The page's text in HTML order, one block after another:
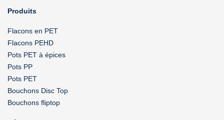
Produits
Flacons en PET
Flacons PEHD
Pots PET à épices
Pots PP
Pots PET
Bouchons Disc Top
Bouchons fliptop